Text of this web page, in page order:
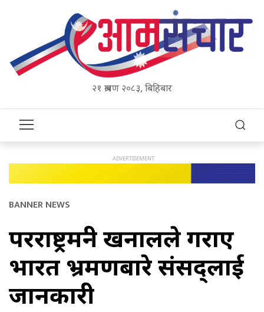
२१ श्रावण २०८३, बिहिबार
BANNER NEWS
परराष्ट्रमन्त्री खनालले गराए
भारत भ्रमणबारे संसद्लाई
जानकारी